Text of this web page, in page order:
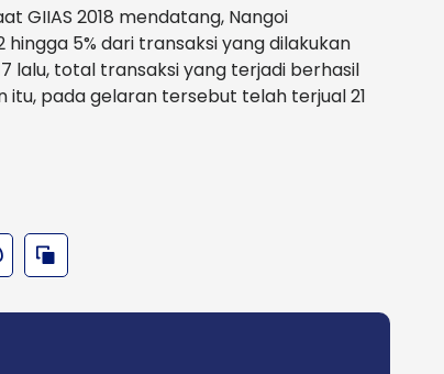
GIIAS 2018 mendatang, Nangoi
5% dari transaksi yang dilakukan
lalu, total transaksi yang terjadi berhasil
itu, pada gelaran tersebut telah terjual 21